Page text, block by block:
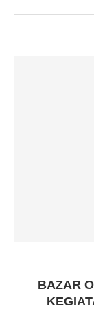
BAZAR